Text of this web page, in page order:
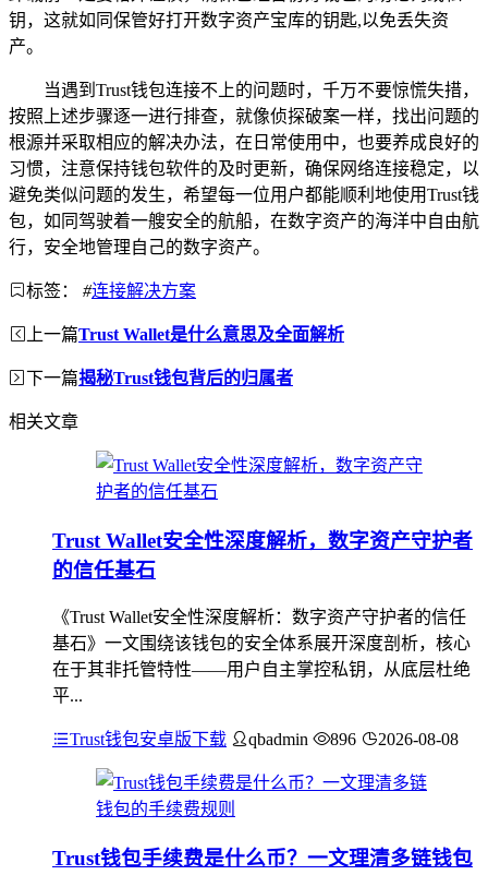
钥，这就如同保管好打开数字资产宝库的钥匙,以免丢失资
产。
当遇到Trust钱包连接不上的问题时，千万不要惊慌失措，
按照上述步骤逐一进行排查，就像侦探破案一样，找出问题的
根源并采取相应的解决办法，在日常使用中，也要养成良好的
习惯，注意保持钱包软件的及时更新，确保网络连接稳定，以
避免类似问题的发生，希望每一位用户都能顺利地使用Trust钱
包，如同驾驶着一艘安全的航船，在数字资产的海洋中自由航
行，安全地管理自己的数字资产。
标签： #连接解决方案
上一篇Trust Wallet是什么意思及全面解析
下一篇揭秘Trust钱包背后的归属者
相关文章
Trust Wallet安全性深度解析，数字资产守护者
的信任基石
《Trust Wallet安全性深度解析：数字资产守护者的信任
基石》一文围绕该钱包的安全体系展开深度剖析，核心
在于其非托管特性——用户自主掌控私钥，从底层杜绝
平...
Trust钱包安卓版下载 qbadmin 896 2026-08-08
Trust钱包手续费是什么币？一文理清多链钱包